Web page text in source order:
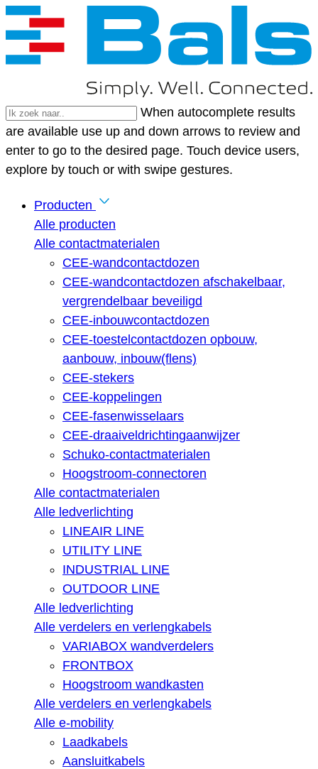
When autocomplete results
are available use up and down arrows to review and
enter to go to the desired page. Touch device users,
explore by touch or with swipe gestures.
Producten
Alle producten
Alle contactmaterialen
CEE-wandcontactdozen
CEE-wandcontactdozen afschakelbaar,
vergrendelbaar beveiligd
CEE-inbouwcontactdozen
CEE-toestelcontactdozen opbouw,
aanbouw, inbouw(flens)
CEE-stekers
CEE-koppelingen
CEE-fasenwisselaars
CEE-draaiveldrichtingaanwijzer
Schuko-contactmaterialen
Hoogstroom-connectoren
Alle contactmaterialen
Alle ledverlichting
LINEAIR LINE
UTILITY LINE
INDUSTRIAL LINE
OUTDOOR LINE
Alle ledverlichting
Alle verdelers en verlengkabels
VARIABOX wandverdelers
FRONTBOX
Hoogstroom wandkasten
Alle verdelers en verlengkabels
Alle e-mobility
Laadkabels
Aansluitkabels